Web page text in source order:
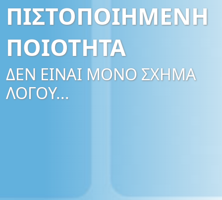
ΠΙΣΤΟΠΟΙΗΜΈΝΗ
ΠΟΙΌΤΗΤΑ
ΔΕΝ ΕΙΝΑΙ ΜΟΝΟ ΣΧΗΜΑ
ΛΟΓΟΥ...